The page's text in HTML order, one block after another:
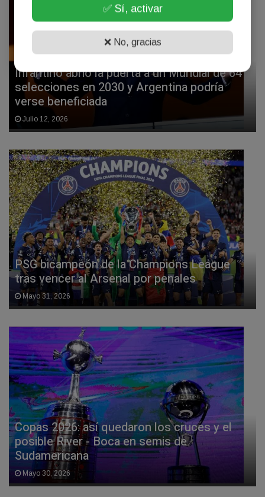
Infantino abrió la puerta a un Mundial de 64
selecciones en 2030 y Argentina podría
verse beneficiada
Julio 12, 2026
PSG bicampeón de la Champions League
tras vencer al Arsenal por penales
Mayo 31, 2026
Copas 2026: así quedaron los cruces y el
posible River - Boca en semis de
Sudamericana
Mayo 30, 2026
✅ Sí, activar
❌ No, gracias